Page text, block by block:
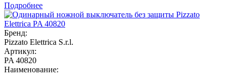
Подробнее
Бренд:
Pizzato Elettrica S.r.l.
Артикул:
PA 40820
Наименование: